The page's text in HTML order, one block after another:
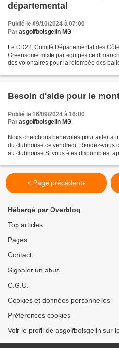
départemental
Publié le 09/10/2024 à 07:00
Par asgolfboisgelin MG
Le CD22, Comité Départemental des
Greensome mixte par équipes ce
des volontaires pour la retombée des
Besoin d'aide pour le
Publié le 16/09/2024 à 16:00
Par asgolfboisgelin MG
Nous cherchons bénévoles pour aider à
du clubhouse ce vendredi. Rendez-vous
au clubhouse Si vous êtes disponibles,
< Page précédente
Hébergé par Overblog
Top articles
Pages
Contact
Signaler un abus
C.G.U.
Cookies et données personnelles
Préférences cookies
Voir le profil de asgolfboisgelin sur